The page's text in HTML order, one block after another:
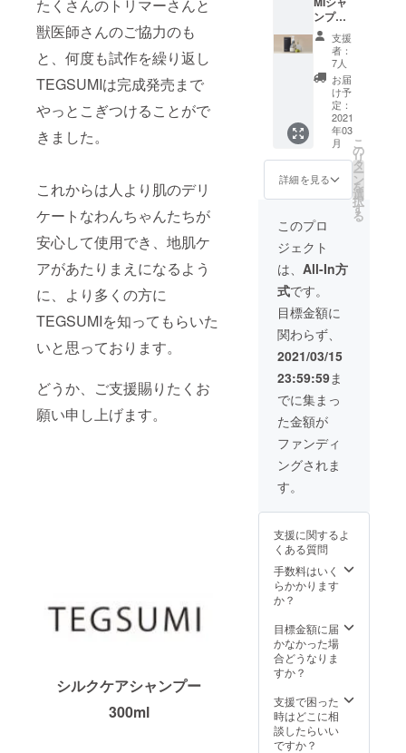
たくさんのトリマーさんと
獣医師さんのご協力のも
と、何度も試作を繰り返し
TEGSUMIは完成発売まで
やっとこぎつけることがで
きました。
これからは人より肌のデリ
ケートなわんちゃんたちが
安心して使用でき、地肌ケ
アがあたりまえになるよう
に、より多くの方に
TEGSUMIを知ってもらいた
いと思っております。
どうか、ご支援賜りたくお
願い申し上げます。
シルクケアシャンプー
300ml
に、通
話可能
な番号
をご記
入くだ
さい。
ンプー
300ml
＋
初回限
定特典
TEGSU
MIシル
クネッ
支援
者：
7人
お届
け予
定：
2021
年03
月
詳細を見る
こ
の
リ
タ
ー
ン
を
選
択
す
る
このプロ
ジェクト
は、 All-In方
式です。
目標金額に
関わらず、
2021/03/15
23:59:59ま
でに集まっ
た金額が
ファンディ
ングされま
す。
支援に関するよ
くある質問
手数料はいく
らかかります
か？
目標金額に届
かなかった場
合どうなりま
すか？
支援で困った
時はどこに相
談したらいい
ですか？